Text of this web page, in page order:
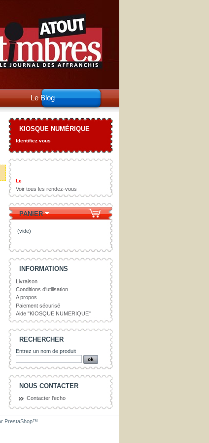
Le Blog
KIOSQUE NUMÉRIQUE
Identifiez vous
Le
Voir tous les rendez-vous
PANIER
(vide)
INFORMATIONS
Livraison
Conditions d'utilisation
A propos
Paiement sécurisé
Aide "KIOSQUE NUMERIQUE"
RECHERCHER
Entrez un nom de produit
NOUS CONTACTER
Contacter l'echo
PrestaShop™